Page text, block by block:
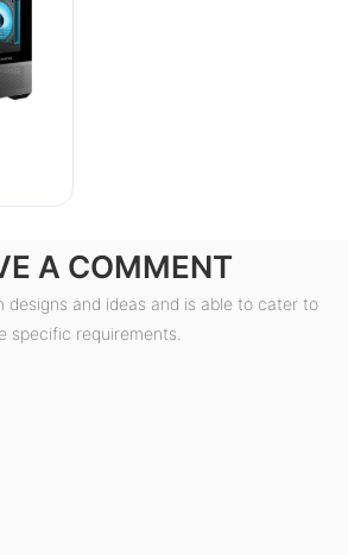
A COMMENT
designs and ideas and is able to cater to
specific requirements.